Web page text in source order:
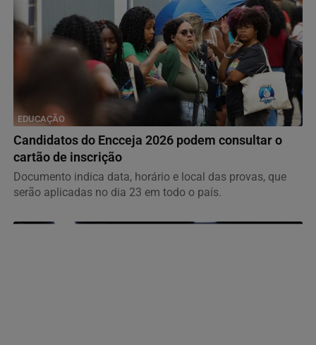
EDUCAÇÃO
Candidatos do Encceja 2026 podem consultar o
cartão de inscrição
Documento indica data, horário e local das provas, que
serão aplicadas no dia 23 em todo o país.